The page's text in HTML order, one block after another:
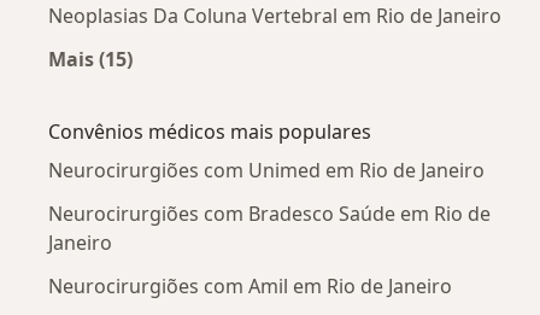
Neoplasias Da Coluna Vertebral em Rio de Janeiro
Mais (15)
Convênios médicos mais populares
Neurocirurgiões com Unimed em Rio de Janeiro
Neurocirurgiões com Bradesco Saúde em Rio de
Janeiro
Neurocirurgiões com Amil em Rio de Janeiro